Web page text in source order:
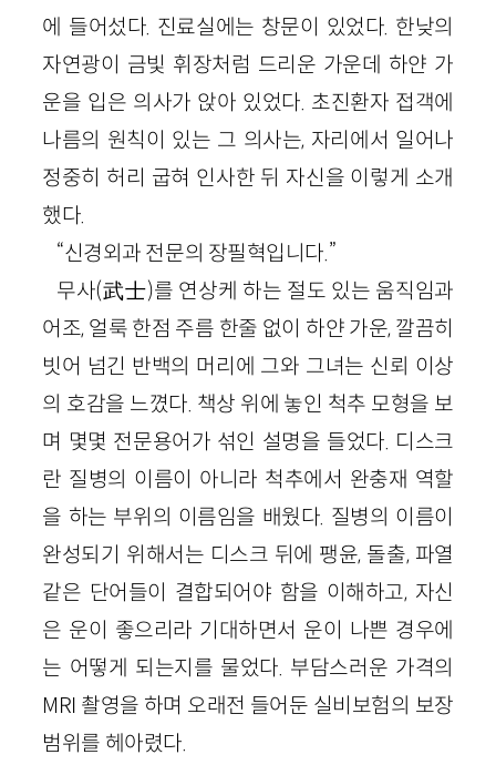
에 들어섰다. 진료실에는 창문이 있었다. 한낮의
자연광이 금빛 휘장처럼 드리운 가운데 하얀 가
운을 입은 의사가 앉아 있었다. 초진환자 접객에
나름의 원칙이 있는 그 의사는, 자리에서 일어나
정중히 허리 굽혀 인사한 뒤 자신을 이렇게 소개
했다.
“신경외과 전문의 장필혁입니다.”
무사(武士)를 연상케 하는 절도 있는 움직임과
어조, 얼룩 한점 주름 한줄 없이 하얀 가운, 깔끔히
빗어 넘긴 반백의 머리에 그와 그녀는 신뢰 이상
의 호감을 느꼈다. 책상 위에 놓인 척추 모형을 보
며 몇몇 전문용어가 섞인 설명을 들었다. 디스크
란 질병의 이름이 아니라 척추에서 완충재 역할
을 하는 부위의 이름임을 배웠다. 질병의 이름이
완성되기 위해서는 디스크 뒤에 팽윤, 돌출, 파열
같은 단어들이 결합되어야 함을 이해하고, 자신
은 운이 좋으리라 기대하면서 운이 나쁜 경우에
는 어떻게 되는지를 물었다. 부담스러운 가격의
MRI 촬영을 하며 오래전 들어둔 실비보험의 보장
범위를 헤아렸다.